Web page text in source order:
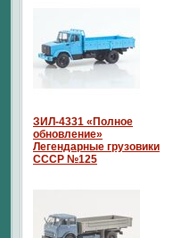
ЗИЛ-4331 «Полное
обновление»
Легендарные грузовики
СССР №125